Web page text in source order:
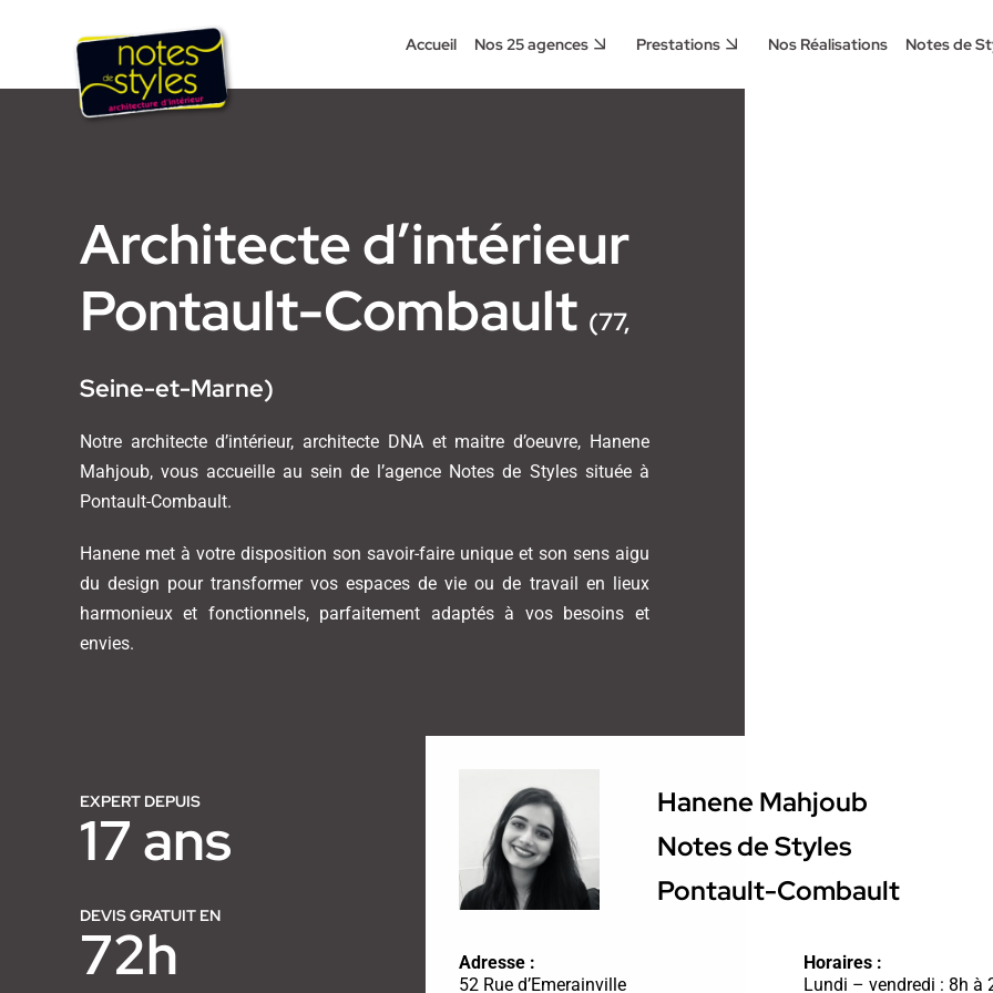
Accueil Nos 25 agences Prestations Nos Réalisations Notes de
Architecte d’intérieur
Pontault-Combault (77,
Seine-et-Marne)
Notre architecte d’intérieur, architecte DNA et maitre d’oeuvre, Hanene
Mahjoub, vous accueille au sein de l’agence Notes de Styles située à
Pontault-Combault.
Hanene met à votre disposition son savoir-faire unique et son sens aigu
du design pour transformer vos espaces de vie ou de travail en lieux
harmonieux et fonctionnels, parfaitement adaptés à vos besoins et
envies.
EXPERT DEPUIS
17 ans
DEVIS GRATUIT EN
72h
Hanene Mahjoub
Notes de Styles
Pontault-Combault
Adresse :
52 Rue d’Emerainville
Horaires :
Lundi – vendredi : 8h à